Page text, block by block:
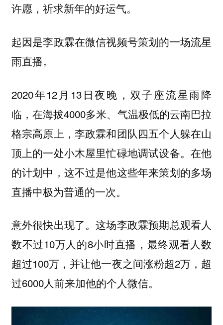
许愿，祈求新年的好运气。
起因是李政霖在微信视频号策划的一场流星
雨直播。
2020年12月13日夜晚，双子座流星雨降
临，在海拔4000多米、气温极低的云南巴拉
格宗高原上，李政霖和团队四五个人躲在山
顶上的一处小木屋里忙碌地调试设备。在他
的计划中，这不过是他这些年来策划的多场
直播中极为普通的一次。
意外很快出现了。这场李政霖预期总观看人
数不过10万人的8小时直播，最终观看人数
超过100万，并让他一夜之间涨粉超2万，超
过6000人前来加他的个人微信。